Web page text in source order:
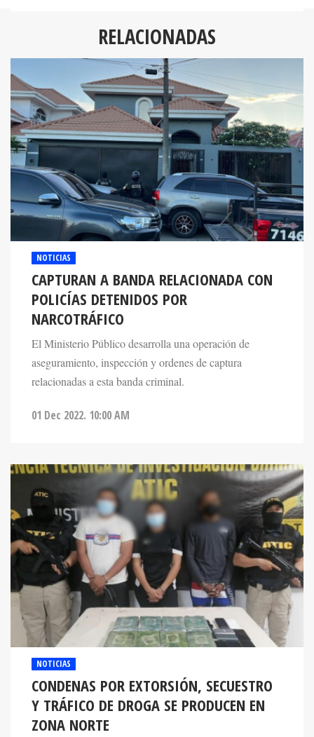
RELACIONADAS
NOTICIAS
CAPTURAN A BANDA RELACIONADA CON
POLICÍAS DETENIDOS POR
NARCOTRÁFICO
El Ministerio Público desarrolla una operación de
aseguramiento, inspección y ordenes de captura
relacionadas a esta banda criminal.
01 Dec 2022. 10:00 AM
NOTICIAS
CONDENAS POR EXTORSIÓN, SECUESTRO
Y TRÁFICO DE DROGA SE PRODUCEN EN
ZONA NORTE